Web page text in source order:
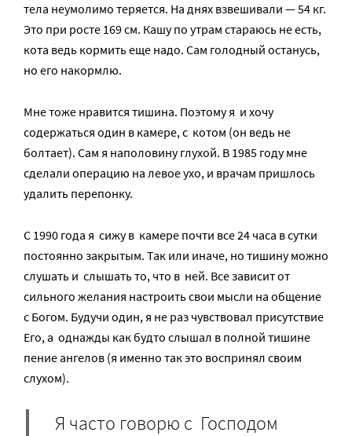
тела неумолимо теряется. На днях взвешивали — 54 кг.
Это при росте 169 см. Кашу по утрам стараюсь не есть,
кота ведь кормить еще надо. Сам голодный останусь,
но его накормлю.
Мне тоже нравится тишина. Поэтому я и хочу
содержаться один в камере, с котом (он ведь не
болтает). Сам я наполовину глухой. В 1985 году мне
сделали операцию на левое ухо, и врачам пришлось
удалить перепонку.
С 1990 года я сижу в камере почти все 24 часа в сутки
постоянно закрытым. Так или иначе, но тишину можно
слушать и слышать то, что в ней. Все зависит от
сильного желания настроить свои мысли на общение
с Богом. Будучи один, я не раз чувствовал присутствие
Его, а однажды как будто слышал в полной тишине
пение ангелов (я именно так это воспринял своим
слухом).
Я часто говорю с Господом